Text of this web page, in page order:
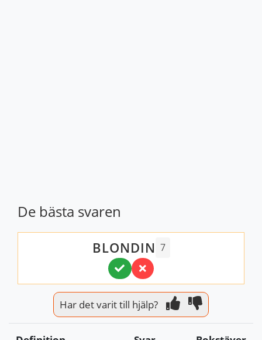
De bästa svaren
BLONDIN 7
Har det varit till hjälp?